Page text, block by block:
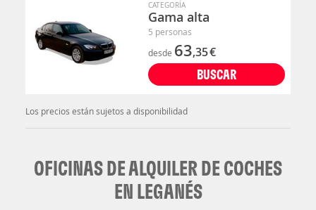
CATEGORÍA
Gama alta
5 personas
desde 63,35€
BUSCAR
Los precios están sujetos a disponibilidad
OFICINAS DE ALQUILER DE COCHES
EN LEGANÉS